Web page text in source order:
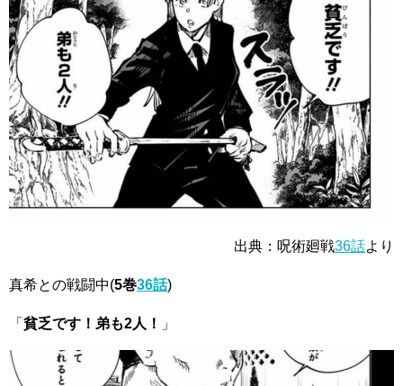
出典：呪術廻戦36話より
真希との戦闘中(5巻36話)
「 貧乏です！弟も2人！ 」